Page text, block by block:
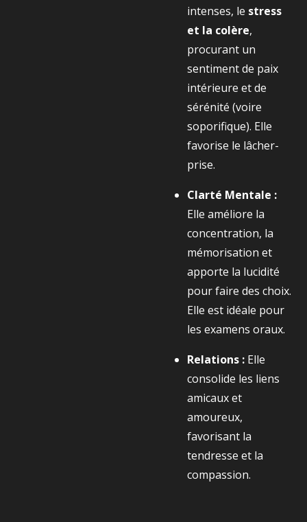
intenses, le stress
et la colère,
procurant un
sentiment de paix
intérieure et de
sérénité (voire
soporifique). Elle
favorise le lâcher-
prise.
Clarté Mentale :
Elle améliore la
concentration, la
mémorisation et
apporte la lucidité
pour faire des choix.
Elle est idéale pour
les examens oraux.
Relations : Elle
consolide les liens
amicaux et
amoureux,
favorisant la
tendresse et la
compassion.